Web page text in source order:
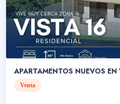
APARTAMENTOS NUEVOS
16Venta